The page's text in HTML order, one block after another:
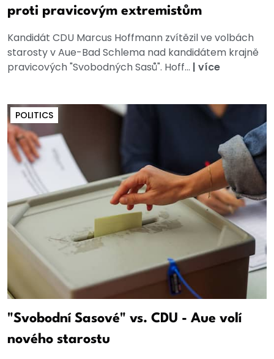
proti pravicovým extremistům
Kandidát CDU Marcus Hoffmann zvítězil ve volbách
starosty v Aue-Bad Schlema nad kandidátem krajně
pravicových "Svobodných Sasů". Hoff... | více
POLITICS
"Svobodní Sasové" vs. CDU - Aue volí
nového starostu